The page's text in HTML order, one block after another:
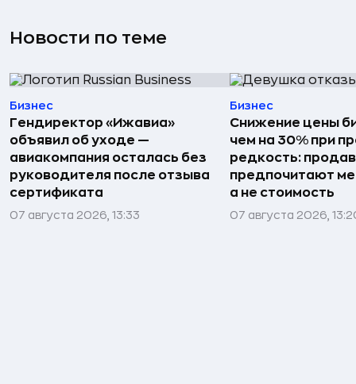
Новости по теме
Бизнес
Гендиректор «Ижавиа»
объявил об уходе —
авиакомпания осталась без
руководителя после отзыва
сертификата
07 августа 2026, 13:33
Бизнес
Снижение цены
чем на 30% при
редкость:
предпочитают
а не стоимость
07 августа 2026,